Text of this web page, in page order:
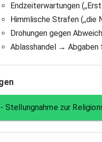
Endzeiterwartungen
Himmlische Strafen (,,die
Drohungen gegen
Ablasshandel → Abgaben
Stellungnahme zur